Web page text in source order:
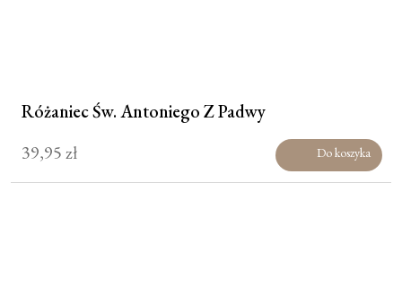
Różaniec Św. Antoniego Z Padwy
39,95zł Do koszyka